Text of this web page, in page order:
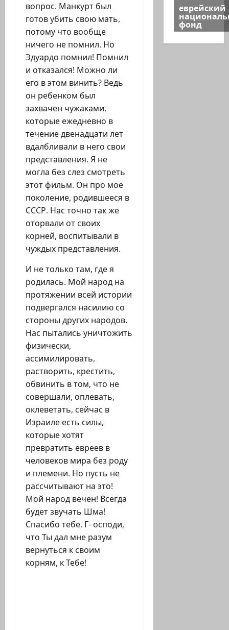
вопрос. Манкурт был
готов убить свою мать,
потому что вообще
ничего не помнил. Но
Эдуардо помнил! Помнил
и отказался! Можно ли
его в этом винить? Ведь
он ребенком был
захвачен чужаками,
которые ежедневно в
течение двенадцати лет
вдалбливали в него свои
представления. Я не
могла без слез смотреть
этот фильм. Он про мое
поколение, родившееся в
СССР. Нас точно так же
оторвали от своих
корней, воспитывали в
чуждых представления.
И не только там, где я
родилась. Мой народ на
протяжении всей истории
подвергался насилию со
стороны других народов.
Нас пытались уничтожить
физически,
ассимилировать,
растворить, крестить,
обвинить в том, что не
совершали, оплевать,
оклеветать, сейчас в
Израиле есть силы,
которые хотят
превратить евреев в
человеков мира без роду
и племени. Но пусть не
рассчитывают на это!
Мой народ вечен! Всегда
будет звучать Шма!
Спасибо тебе, Г- осподи,
что Ты дал мне разум
вернуться к своим
корням, к Тебе!
еврейский
фонд